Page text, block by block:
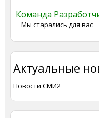
Команда
Мы старались для вас
Актуальные
Новости СМИ2